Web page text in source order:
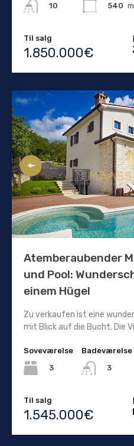
10
540
Til salg
1.850.000€
Atemberaubender
und Pool:
einem Hügel
Zu verkaufen ist eine
mit Blick auf die Bucht. Die
Soveværelse
3
Badeværelse
3
Til salg
1.545.000€